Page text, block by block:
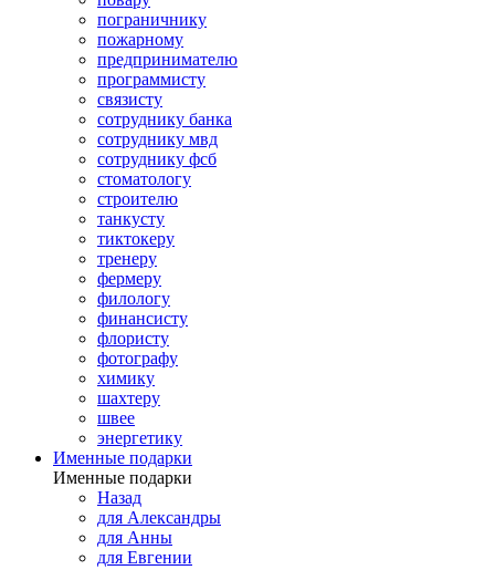
пограничнику
пожарному
предпринимателю
программисту
связисту
сотруднику банка
сотруднику мвд
сотруднику фсб
стоматологу
строителю
танкусту
тиктокеру
тренеру
фермеру
филологу
финансисту
флористу
фотографу
химику
шахтеру
швее
энергетику
Именные подарки
Именные подарки
Назад
для Александры
для Анны
для Евгении